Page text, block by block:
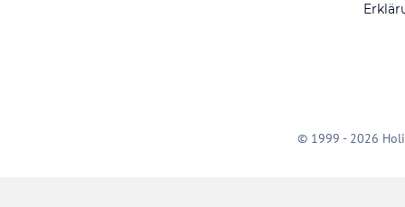
© 1999 - 2026